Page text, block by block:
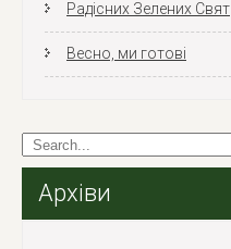
Радісних Зелених Свят
Весно, ми готові
Архіви